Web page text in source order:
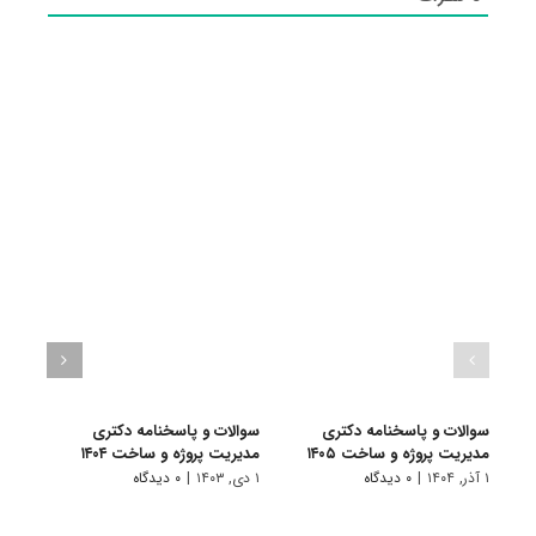
سوالات و پاسخنامه دکتری
مدیریت پروژه و ساخت ۱۴۰۵
۱ آذر, ۱۴۰۴ | ۰ دیدگاه
سوالات و پاسخنامه دکتری
مدیریت پروژه و ساخت ۱۴۰۴
۱ دی, ۱۴۰۳ | ۰ دیدگاه